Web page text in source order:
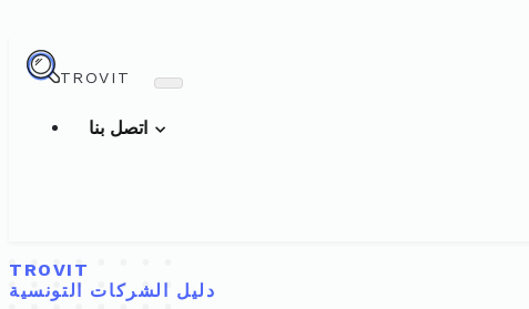
TROVIT
TROVIT
دليل الشركات التونسية